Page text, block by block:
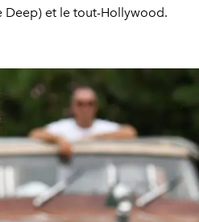
Deep) et le tout-Hollywood.